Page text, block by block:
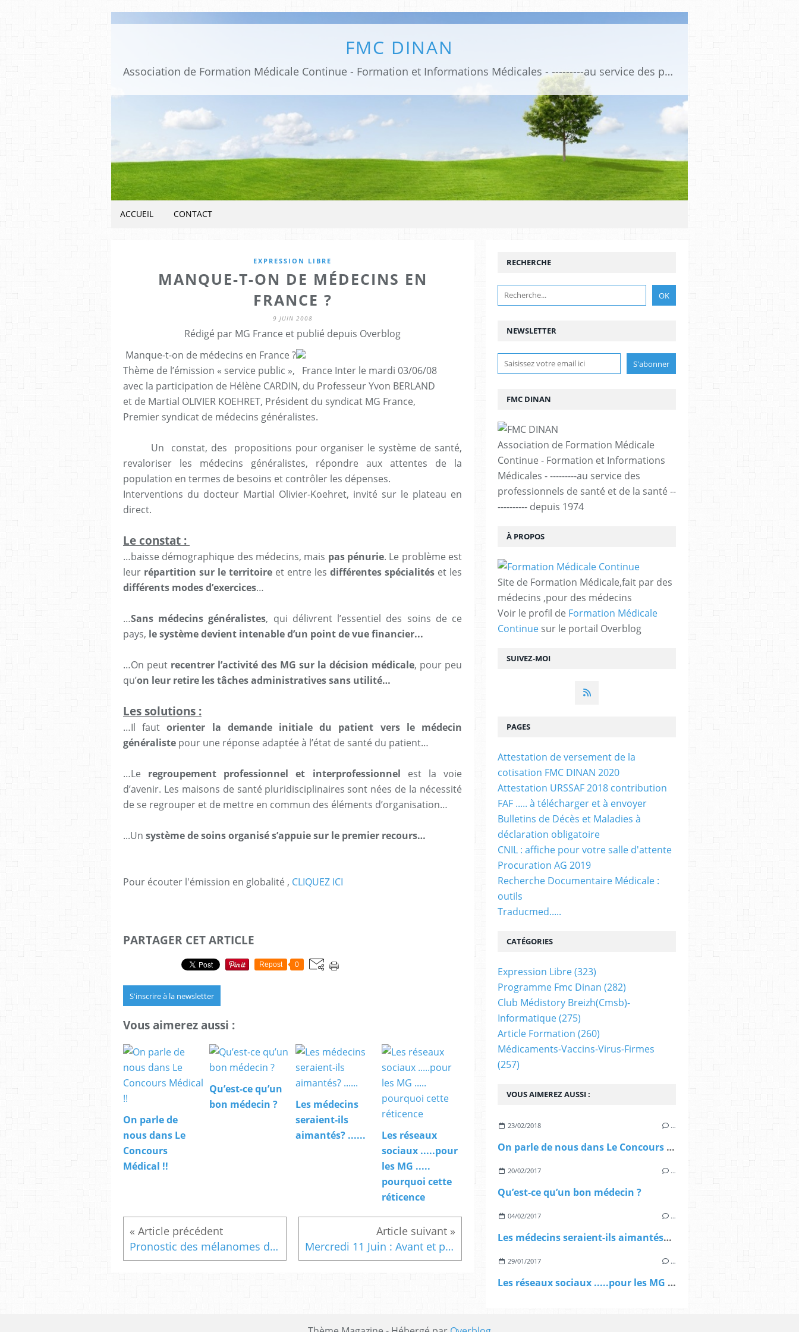
FMC DINAN
Association de Formation Médicale Continue - Formation et Informations Médicales - ---------au service des professionnels de santé et de la santé ------------ depuis 1974
ACCUEIL CONTACT
EXPRESSION LIBRE
MANQUE-T-ON DE MÉDECINS EN
FRANCE ?
9 JUIN 2008
Rédigé par MG France et publié depuis Overblog
Manque-t-on de médecins en France ?
Thème de l’émission « service public », France Inter le mardi 03/06/08
avec la participation de Hélène CARDIN, du Professeur Yvon BERLAND
et de Martial OLIVIER KOEHRET, Président du syndicat MG France,
Premier syndicat de médecins généralistes.
Un constat, des propositions pour organiser le système de santé,
revaloriser les médecins généralistes, répondre aux attentes de la
population en termes de besoins et contrôler les dépenses.
Interventions du docteur Martial Olivier-Koehret, invité sur le plateau en
direct.
Le constat :
…baisse démographique des médecins, mais pas pénurie. Le problème est
leur répartition sur le territoire et entre les différentes spécialités et les
différents modes d’exercices…
…Sans médecins généralistes, qui délivrent l’essentiel des soins de ce
pays, le système devient intenable d’un point de vue financier...
…On peut recentrer l’activité des MG sur la décision médicale, pour peu
qu’on leur retire les tâches administratives sans utilité…
Les solutions :
…Il fautorienter la demande initiale du patient vers le médecin
généraliste pour une réponse adaptée à l’état de santé du patient…
…Le regroupement professionnel et interprofessionnel est la voie
d’avenir. Les maisons de santé pluridisciplinaires sont nées de la nécessité
de se regrouper et de mettre en commun des éléments d’organisation…
...Un système de soins organisé s’appuie sur le premier recours…
Pour écouter l'émission en globalité , CLIQUEZ ICI
PARTAGER CET ARTICLE
Repost 0
S'inscrire à la newsletter
Vous aimerez aussi :
On parle de
nous dans Le
Concours
Médical !!
Qu’est-ce qu’un
bon médecin ?
Les médecins
seraient-ils
aimantés? ......
Les réseaux
sociaux .....pour
les MG .....
pourquoi cette
réticence
Pronostic des mélanomes du scalp et du cou Mercredi 11 Juin : Avant et pendant le voyage : Conseils aux Voyageurs, - soirée FMC Dinan
NEWSLETTER
SUIVEZ-MOI
RECHERCHE
FMC DINAN
Association de Formation Médicale
Continue - Formation et Informations
Médicales - ---------au service des
professionnels de santé et de la santé --
---------- depuis 1974
À PROPOS
Site de Formation Médicale,fait par des
médecins ,pour des médecins
Voir le profil de Formation Médicale
Continue sur le portail Overblog
VOUS AIMEREZ AUSSI :
23/02/2018 …
On parle de nous dans Le Concours Médical !!
20/02/2017 …
Qu’est-ce qu’un bon médecin ?
04/02/2017 …
Les médecins seraient-ils aimantés? ......
29/01/2017 …
Les réseaux sociaux .....pour les MG ..... pourquoi cette réticence
PAGES
Attestation de versement de la
cotisation FMC DINAN 2020
Attestation URSSAF 2018 contribution
FAF ..... à télécharger et à envoyer
Bulletins de Décès et Maladies à
déclaration obligatoire
CNIL : affiche pour votre salle d'attente
Procuration AG 2019
Recherche Documentaire Médicale :
outils
Traducmed.....
CATÉGORIES
Expression Libre(323)
Programme Fmc Dinan (282)
Club Médistory Breizh(cmsb)-
Informatique(275)
Article Formation (260)
Médicaments-Vaccins-Virus-Firmes
(257)